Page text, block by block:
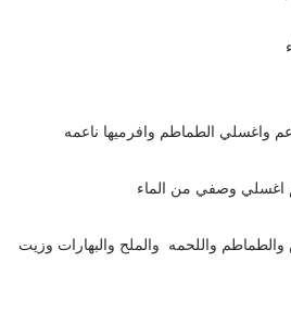
واغسلي الطماطم وافرميها ناعمه
اغسلي وصفي من الماء
واللحمه والملح والبهارات وزيت